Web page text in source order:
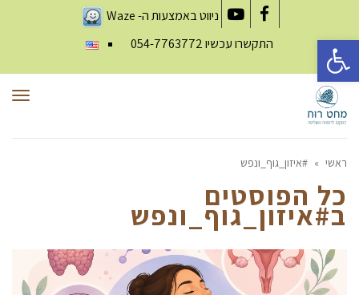
Facebook
YouTube
ניווט באמצעות ה-Waze
התקשרו עכשיו054-7763772
ראשי » #איזון_גוף_ונפש
כל הפוסטים
ב#איזון_גוף_ונפש
פתח סרגל נגישות